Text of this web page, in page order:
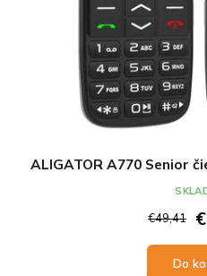
ALIGATOR A770 Senior
€49,41
Do